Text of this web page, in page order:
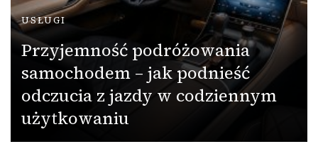
USŁUGI
Przyjemność podróżowania
samochodem – jak podnieść
odczucia z jazdy w codziennym
użytkowaniu